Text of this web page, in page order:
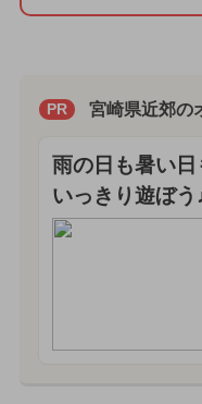
PR 宮崎県近郊の
雨の日も暑い
いっきり遊ぼう